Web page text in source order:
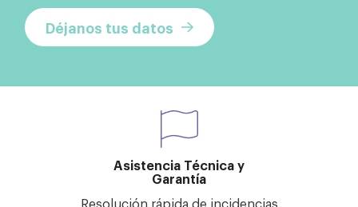
Déjanos tus datos
Asistencia Técnica y
Garantía
Resolución rápida de incidencias